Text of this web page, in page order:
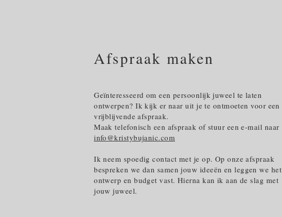
Afspraak maken
Geïnteresseerd om een persoonlijk juweel te laten
ontwerpen? Ik kijk er naar uit je te ontmoeten voor een
vrijblijvende afspraak.
Maak telefonisch een afspraak of stuur een e-mail naar
info@kristybujanic.com
Ik neem spoedig contact met je op. Op onze afspraak
bespreken we dan samen jouw ideeën en leggen we het
ontwerp en budget vast. Hierna kan ik aan de slag met
jouw juweel.